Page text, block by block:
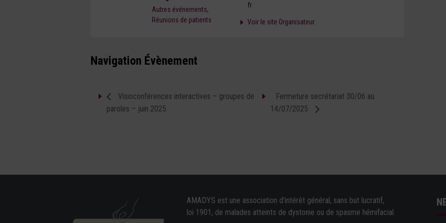
Autres événements,
Réunions de patients
fr
Voir le site Organisateur
Navigation Évènement
Visioconférences interactives – groupes de
paroles – juin 2025
Fermeture secrétariat 30/06 au
14/07/2025
AMADYS est une association d'intérêt général, sans but lucratif,
loi 1901, de malades atteints de dystonie ou de spasme hémifacial.